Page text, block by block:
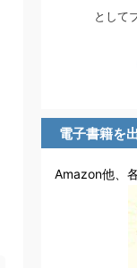
として
電子書籍を
Amazon他、